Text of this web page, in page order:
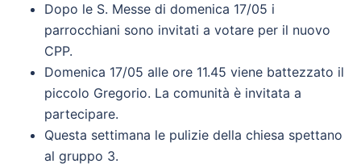
Dopo le S. Messe di domenica 17/05 i
parrocchiani sono invitati a votare per il nuovo
CPP.
Domenica 17/05 alle ore 11.45 viene battezzato il
piccolo Gregorio. La comunità è invitata a
partecipare.
Questa settimana le pulizie della chiesa spettano
al gruppo 3.